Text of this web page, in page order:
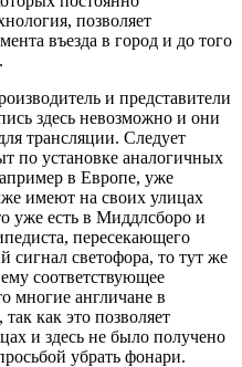
позволяет
въезда в город и до того
ель и представители
здесь невозможно и они
трансляции. Следует
по установке аналогичных
в Европе, уже
имеют на своих улицах
уже есть в Миддлсборо и
пересекающего
светофора, то тут же
соответствующее
многие англичане в
как это позволяет
и здесь не было получено
убрать фонари.